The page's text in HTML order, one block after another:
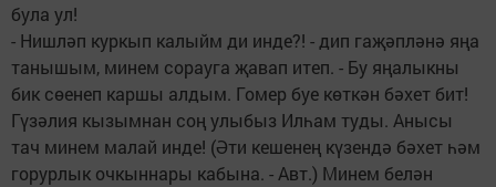
була ул!
- Нишләп куркып калыйм ди инде?! - дип гаҗәпләнә яңа
танышым, минем сорауга җавап итеп. - Бу яңалыкны
бик сөенеп каршы алдым. Гомер буе көткән бәхет бит!
Гүзәлия кызымнан соң улыбыз Илһам туды. Анысы
тач минем малай инде! (Әти кешенең күзендә бәхет һәм
горурлык очкыннары кабына. - Авт.) Минем белән